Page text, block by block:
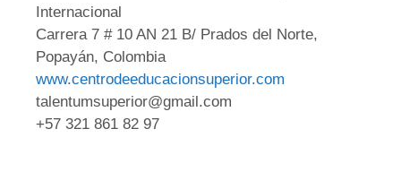
Internacional
Carrera 7 # 10 AN 21 B/ Prados del Norte,
Popayán, Colombia
www.centrodeeducacionsuperior.com
talentumsuperior@gmail.com
+57 321 861 82 97